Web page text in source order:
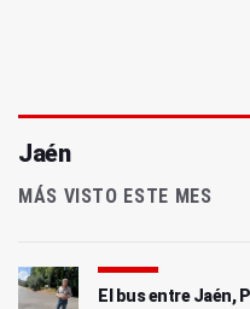
Jaén
MÁS VISTO ESTE MES
El bus entre Jaén,